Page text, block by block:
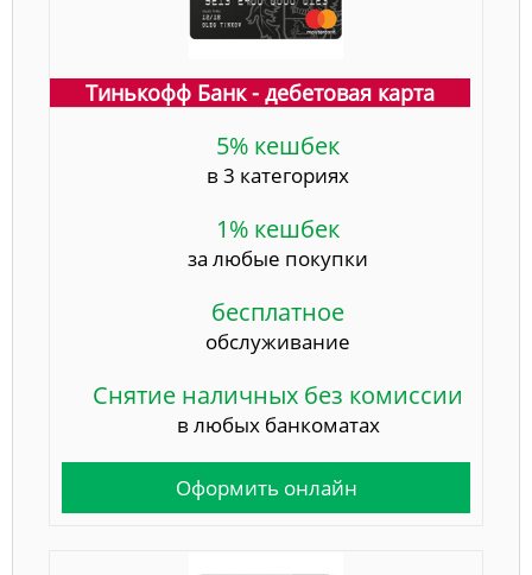
Тинькофф Банк - дебетовая карта
5% кешбек
в 3 категориях
1% кешбек
за любые покупки
бесплатное
обслуживание
Снятие наличных без комиссии
в любых банкоматах
Оформить онлайн